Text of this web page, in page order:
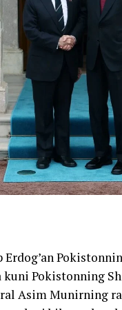
kuni Pokistonning
Asim Munirning